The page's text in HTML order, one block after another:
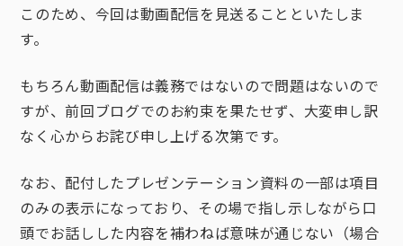
このため、今回は動画配信を見送ることといたしま
す。
もちろん動画配信は義務ではないので問題はないので
すが、前回ブログでのお約束を果たせず、大変申し訳
なく心からお詫び申し上げる次第です。
なお、配付したプレゼンテーション資料の一部は項目
のみの表示になっており、その場で指し示しながら口
頭でお話しした内容を補わねば意味が通じない（場合